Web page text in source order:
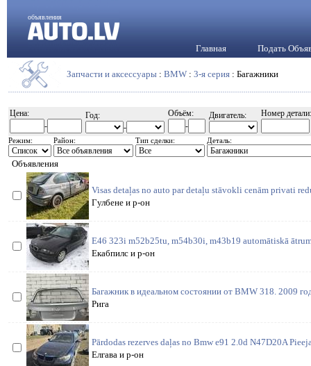
объявления
Главная Подать
Запчасти и аксессуары : BMW : 3-я серия : Багажники
Цена:
-
Год:
-
Объём:
-
Двигатель: Номер детали:
Режим: Район: Тип сделки: Деталь:
Объявления
Visas detaļas no auto par detaļu stāvokli cenām privati
Гулбене и р-он
E46 323i m52b25tu, m54b30i, m43b19 automātiskā
Екабпилс и р-он
Багажник в идеальном состоянии от BMW 318. 2009
Рига
Pārdodas rezerves daļas no Bmw e91 2.0d N47D20A
Елгава и р-он